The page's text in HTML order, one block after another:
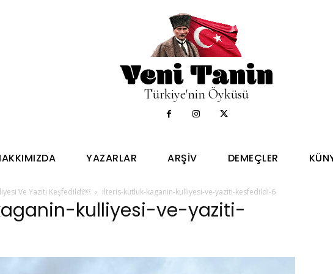
Türkiye'nin Öyküsü
YAZARLAR ARŞIV DEMEÇLER
Ve Yazıtı Keşfedildi￼ ilteris-kutluk-kaganin-kulliyesi-ve-yaziti-kesfedildi-6
kulliyesi-ve-yaziti-